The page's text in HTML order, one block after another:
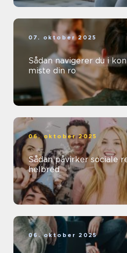
07. oktober 2025
Sådan navigerer du i
miste din ro
06. oktober 2025
Sådan påvirker sociale
helbred
06. oktober 2025